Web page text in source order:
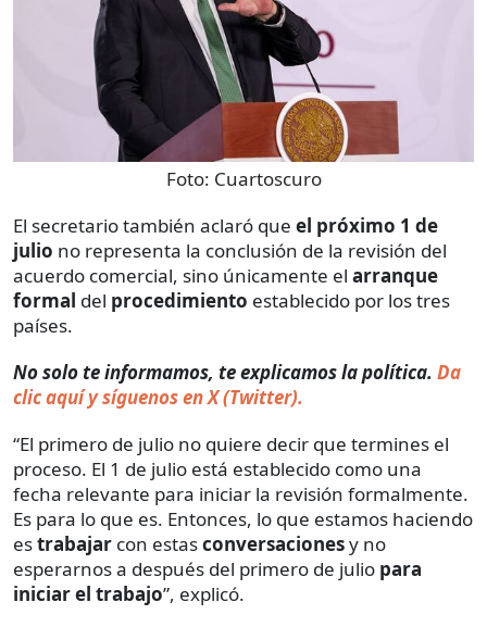
Foto: Cuartoscuro
El secretario también aclaró que el próximo 1 de
julio no representa la conclusión de la revisión del
acuerdo comercial, sino únicamente el arranque
formal del procedimiento establecido por los tres
países.
No solo te informamos, te explicamos la política. Da
clic aquí y síguenos en X (Twitter).
“El primero de julio no quiere decir que termines el
proceso. El 1 de julio está establecido como una
fecha relevante para iniciar la revisión formalmente.
Es para lo que es. Entonces, lo que estamos haciendo
estrabajar con estasconversacionesy no
esperarnos a después del primero de julio para
iniciar el trabajo”, explicó.